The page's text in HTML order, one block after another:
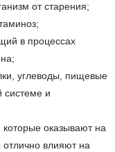
от старения;
в процессах
углеводы, пищевые
системе и
оказывают на
влияют на